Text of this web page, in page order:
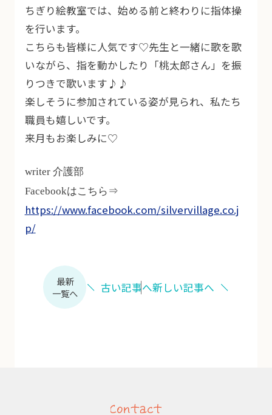
ちぎり絵教室では、始める前と終わりに指体操
を行います。
こちらも皆様に人気です♡先生と一緒に歌を歌
いながら、指を動かしたり「桃太郎さん」を振
りつきで歌います♪♪
楽しそうに参加されている姿が見られ、私たち
職員も嬉しいです。
来月もお楽しみに♡
writer 介護部
Facebookはこちら⇒
https://www.facebook.com/silvervillage.co.j
p/
最新
一覧へ
古い記事へ新しい記事へ